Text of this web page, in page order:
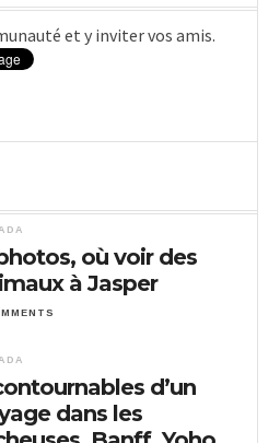
et y inviter vos amis.
où voir des
à Jasper
d’un
dans les